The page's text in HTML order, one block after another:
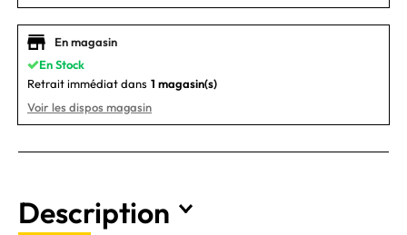
En magasin
En Stock
Retrait immédiat dans 1 magasin(s)
Voir les dispos magasin
Description